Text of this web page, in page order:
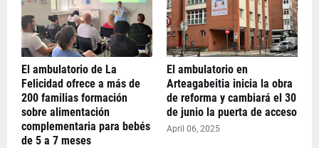
El ambulatorio de La
Felicidad ofrece a más de
200 familias formación
sobre alimentación
complementaria para bebés
de 5 a 7 meses
El ambulatorio en
Arteagabeitia inicia la obra
de reforma y cambiará el 30
de junio la puerta de acceso
April 06, 2025